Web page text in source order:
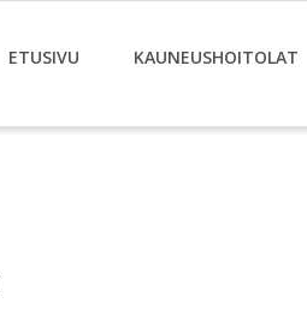
ETUSIVU KAUNEUSHOITOLAT